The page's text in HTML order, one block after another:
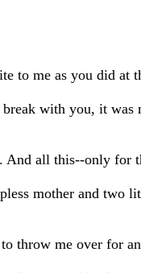
to me as you did at
with you, it
And all this--only for
mother and
throw me over for